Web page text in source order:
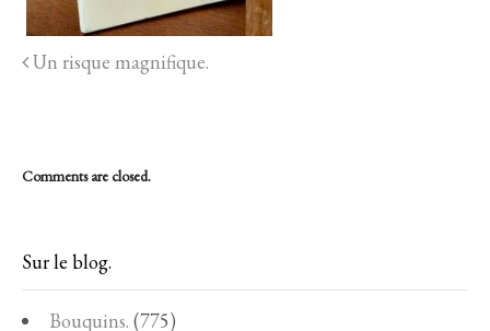
Un risque magnifique.
Comments are closed.
Sur le blog.
Bouquins. (775)